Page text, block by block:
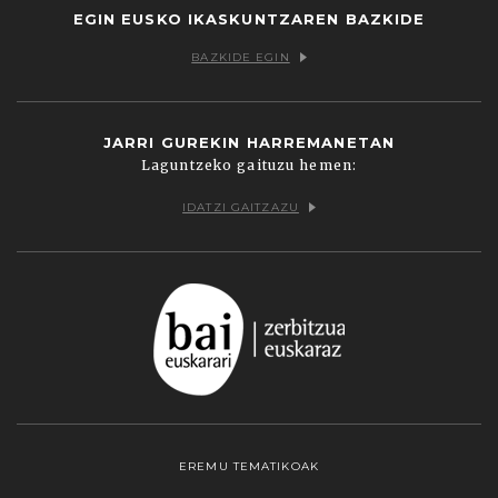
EGIN EUSKO IKASKUNTZAREN BAZKIDE
BAZKIDE EGIN
JARRI GUREKIN HARREMANETAN
Laguntzeko gaituzu hemen:
IDATZI GAITZAZU
EREMU TEMATIKOAK